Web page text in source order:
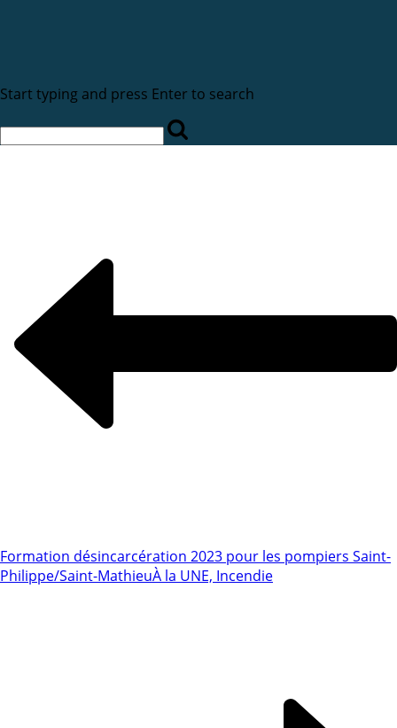
Start typing and press Enter to search
Formation désincarcération 2023 pour les pompiers Saint-
Philippe/Saint-MathieuÀ la UNE, Incendie